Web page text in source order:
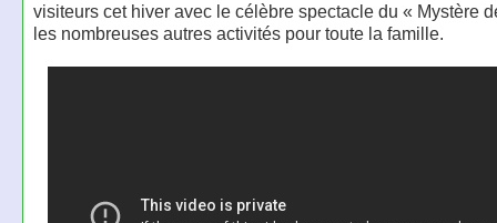
visiteurs cet hiver avec le célèbre spectacle du « Mystère
les nombreuses autres activités pour toute la famille.